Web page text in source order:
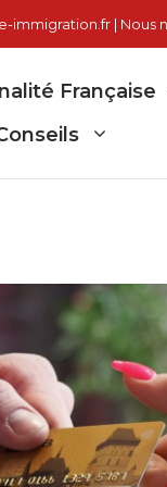
immigration.fr | Nous
Française